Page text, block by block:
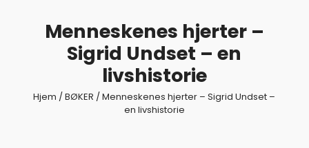
Menneskenes hjerter –
Sigrid Undset – en
livshistorie
Hjem /BØKER / Menneskenes hjerter – Sigrid Undset –
en livshistorie